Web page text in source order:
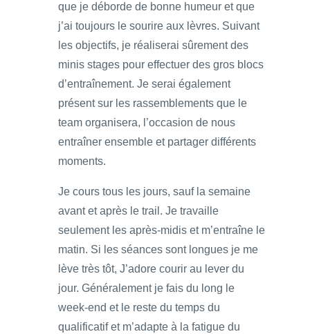
que je déborde de bonne humeur et que
j’ai toujours le sourire aux lèvres. Suivant
les objectifs, je réaliserai sûrement des
minis stages pour effectuer des gros blocs
d’entraînement. Je serai également
présent sur les rassemblements que le
team organisera, l’occasion de nous
entraîner ensemble et partager différents
moments.
Je cours tous les jours, sauf la semaine
avant et après le trail. Je travaille
seulement les après-midis et m’entraîne le
matin. Si les séances sont longues je me
lève très tôt, J’adore courir au lever du
jour. Généralement je fais du long le
week-end et le reste du temps du
qualificatif et m’adapte à la fatigue du